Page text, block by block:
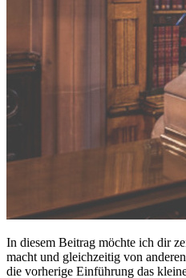
In diesem Beitrag möchte ich dir
macht und gleichzeitig von
die vorherige Einführung das